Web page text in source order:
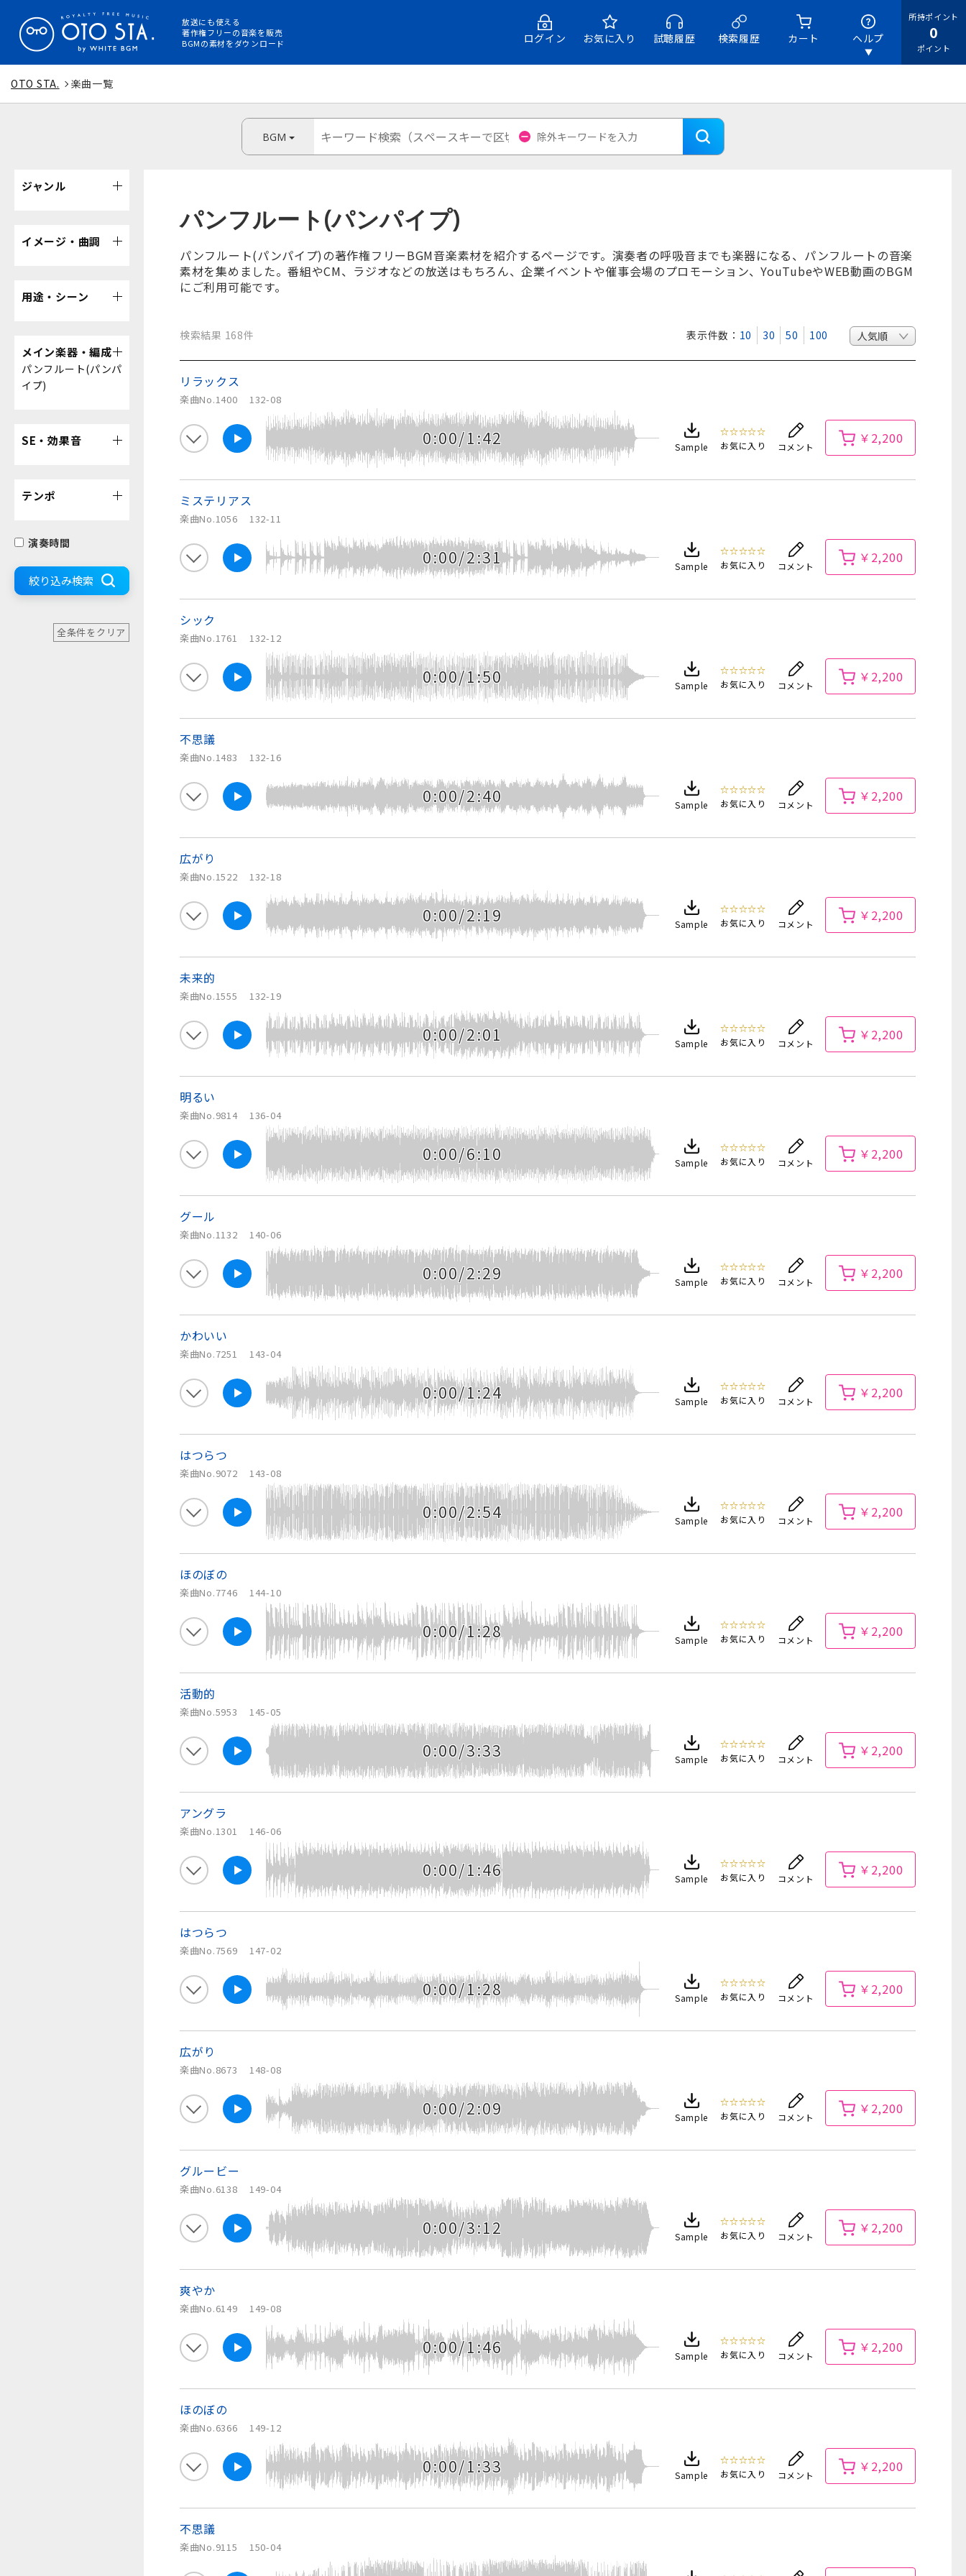
放送にも使える
著作権フリーの音楽を販売
BGMの素材をダウンロード
所持ポイント
0
ポイント
ログイン お気に入り 試聴履歴 検索履歴 カート ヘルプ
OTO STA. 楽曲一覧
BGM
パンフルート(パンパイプ)
パンフルート(パンパイプ)の著作権フリーBGM音楽素材を紹介するページです。演奏者の呼吸音までも楽器になる、パンフルートの音楽
素材を集めました。番組やCM、ラジオなどの放送はもちろん、企業イベントや催事会場のプロモーション、YouTubeやWEB動画のBGM
にご利用可能です。
検索結果 168件 表示件数： 10 30 50 100
リラックス
楽曲No.1400 132-08
0:00/1:42 Sample
☆☆☆☆☆
お気に入り
コメント
￥2,200
ミステリアス
楽曲No.1056 132-11
0:00/2:31 Sample
☆☆☆☆☆
お気に入り
コメント
￥2,200
シック
楽曲No.1761 132-12
0:00/1:50 Sample
☆☆☆☆☆
お気に入り
コメント
￥2,200
不思議
楽曲No.1483 132-16
0:00/2:40 Sample
☆☆☆☆☆
お気に入り
コメント
￥2,200
広がり
楽曲No.1522 132-18
0:00/2:19 Sample
☆☆☆☆☆
お気に入り
コメント
￥2,200
未来的
楽曲No.1555 132-19
0:00/2:01 Sample
☆☆☆☆☆
お気に入り
コメント
￥2,200
明るい
楽曲No.9814 136-04
0:00/6:10 Sample
☆☆☆☆☆
お気に入り
コメント
￥2,200
グール
楽曲No.1132 140-06
0:00/2:29 Sample
☆☆☆☆☆
お気に入り
コメント
￥2,200
かわいい
楽曲No.7251 143-04
0:00/1:24 Sample
☆☆☆☆☆
お気に入り
コメント
￥2,200
はつらつ
楽曲No.9072 143-08
0:00/2:54 Sample
☆☆☆☆☆
お気に入り
コメント
￥2,200
ほのぼの
楽曲No.7746 144-10
0:00/1:28 Sample
☆☆☆☆☆
お気に入り
コメント
￥2,200
活動的
楽曲No.5953 145-05
0:00/3:33 Sample
☆☆☆☆☆
お気に入り
コメント
￥2,200
アングラ
楽曲No.1301 146-06
0:00/1:46 Sample
☆☆☆☆☆
お気に入り
コメント
￥2,200
はつらつ
楽曲No.7569 147-02
0:00/1:28 Sample
☆☆☆☆☆
お気に入り
コメント
￥2,200
広がり
楽曲No.8673 148-08
0:00/2:09 Sample
☆☆☆☆☆
お気に入り
コメント
￥2,200
グルービー
楽曲No.6138 149-04
0:00/3:12 Sample
☆☆☆☆☆
お気に入り
コメント
￥2,200
爽やか
楽曲No.6149 149-08
0:00/1:46 Sample
☆☆☆☆☆
お気に入り
コメント
￥2,200
ほのぼの
楽曲No.6366 149-12
0:00/1:33 Sample
☆☆☆☆☆
お気に入り
コメント
￥2,200
不思議
楽曲No.9115 150-04
ジャンル
イメージ・曲調
用途・シーン
メイン楽器・編成
パンフルート(パンパ
イプ)
SE・効果音
テンポ
演奏時間
絞り込み検索
全条件をクリア